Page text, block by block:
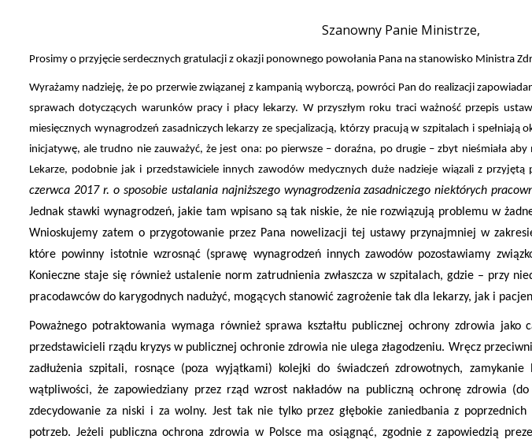
Szanowny Panie Ministrze,
Prosimy o przyjęcie serdecznych gratulacji z okazji ponownego powołania Pana na stanowisko Ministra
Wyrażamy nadzieję, że po przerwie związanej z kampanią wyborczą, powróci Pan do realizacji
sprawach dotyczących warunków pracy i płacy lekarzy. W przyszłym roku traci ważność przepis
miesięcznych wynagrodzeń zasadniczych lekarzy ze specjalizacją, którzy pracują w szpitalach i
inicjatywę, ale trudno nie zauważyć, że jest ona: po pierwsze – doraźna, po drugie – zbyt nieśmiała
Lekarze, podobnie jak i przedstawiciele innych zawodów medycznych duże nadzieje wiązali z przyjętą
czerwca 2017 r. o sposobie ustalania najniższego wynagrodzenia zasadniczego niektórych
Jednak stawki wynagrodzeń, jakie tam wpisano są tak niskie, że nie rozwiązują problemu w
Wnioskujemy zatem o przygotowanie przez Pana nowelizacji tej ustawy przynajmniej w
które powinny istotnie wzrosnąć (sprawę wynagrodzeń innych zawodów pozostawiamy
Konieczne staje się również ustalenie norm zatrudnienia zwłaszcza w szpitalach, gdzie – przy
pracodawców do karygodnych nadużyć, mogących stanowić zagrożenie tak dla lekarzy, jak i
Poważnego potraktowania wymaga również sprawa kształtu publicznej ochrony zdrowia jako
przedstawicieli rządu kryzys w publicznej ochronie zdrowia nie ulega złagodzeniu. Wręcz
zadłużenia szpitali, rosnące (poza wyjątkami) kolejki do świadczeń zdrowotnych,
wątpliwości, że zapowiedziany przez rząd wzrost nakładów na publiczną ochronę zdrowia
zdecydowanie za niski i za wolny. Jest tak nie tylko przez głębokie zaniedbania z
potrzeb. Jeżeli publiczna ochrona zdrowia w Polsce ma osiągnąć, zgodnie z zapowiedzią